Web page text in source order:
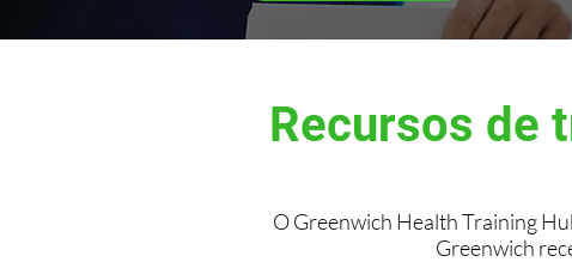
Recursos de
O Greenwich Health Training
Greenwich